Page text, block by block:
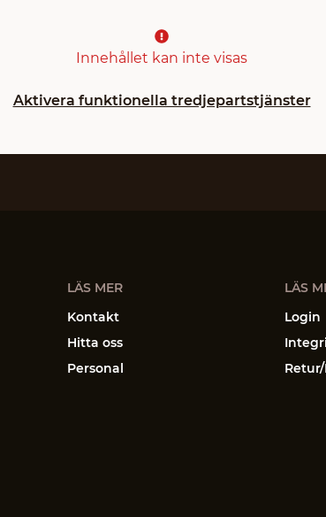
Innehållet kan inte visas
Aktivera funktionella tredjepartstjänster
LÄS MER
Kontakt
Hitta oss
Personal
LÄS
Login